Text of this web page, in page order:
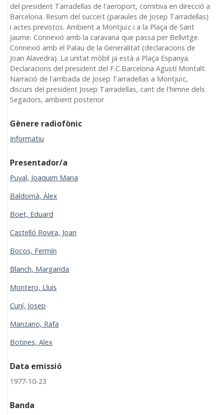
del president Tarradellas de l'aeroport, comitiva en direcció a
Barcelona. Resum del succeït (paraules de Josep Tarradellas)
i actes previstos. Ambient a Montjuïc i a la Plaça de Sant
Jaume. Connexió amb la caravana que passa per Bellvitge.
Connexió amb el Palau de la Generalitat (declaracions de
Joan Alavedra). La unitat mòbil ja està a Plaça Espanya.
Declaracions del president del F.C.Barcelona Agustí Montalt.
Narració de l'arribada de Josep Tarradellas a Montjuïc,
discurs del president Josep Tarradellas, cant de l'himne dels
Segadors, ambient posterior
Gènere radiofònic
Informatiu
Presentador/a
Puyal, Joaquim Maria
Baldomà, Àlex
Boet, Eduard
Castelló Rovira, Joan
Bocos, Fermín
Blanch, Margarida
Montero, Lluís
Cuní, Josep
Manzano, Rafa
Botines, Alex
Data emissió
1977-10-23
Banda